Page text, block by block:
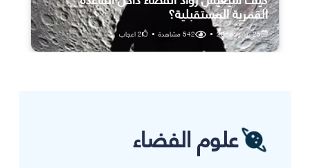
القمرية المستقبلية؟
25 يوليو، 2026 •
542مشاهدة •
2اعجاب
علوم الفضاء